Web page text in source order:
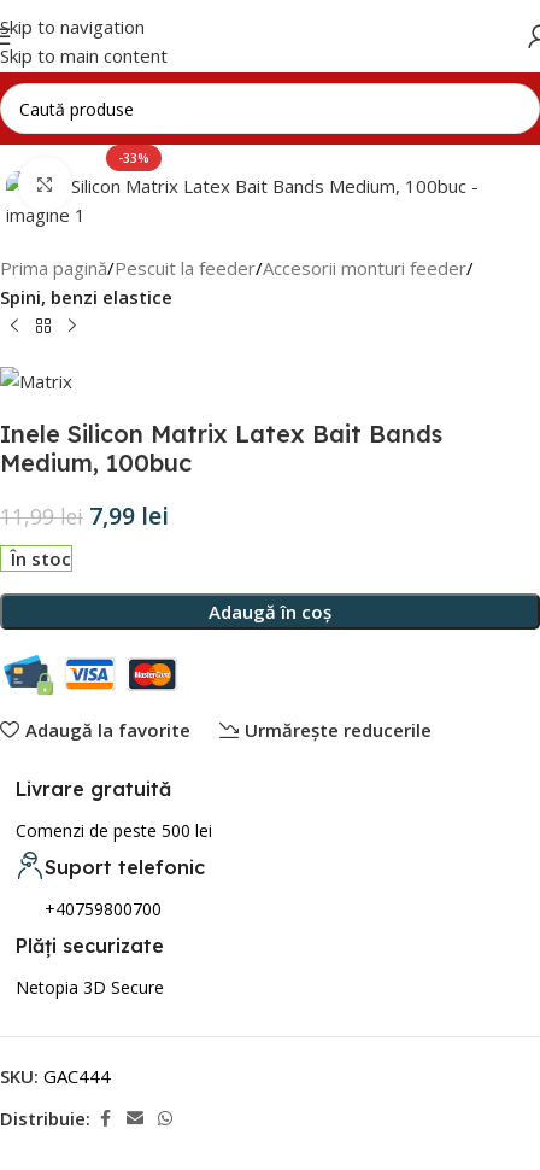
Skip to navigation
Skip to main content
-33%
Click to enlarge
Prima pagină Pescuit la feeder Accesorii monturi feeder
Spini, benzi elastice
Inele Silicon Matrix Latex Bait Bands
Medium, 100buc
11,99lei 7,99 lei
În stoc
Adaugă în coș
Adaugă la favorite Urmărește reducerile
Livrare gratuită
Comenzi de peste 500 lei
Suport telefonic
+40759800700
Plăți securizate
Netopia 3D Secure
SKU: GAC444
Distribuie: